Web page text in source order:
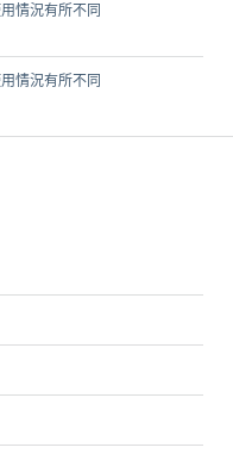
情況有所不同
情況有所不同